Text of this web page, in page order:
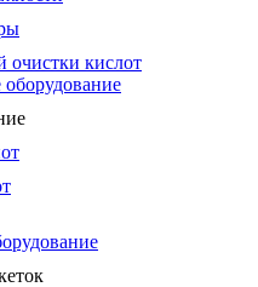
очистки кислот
оборудование